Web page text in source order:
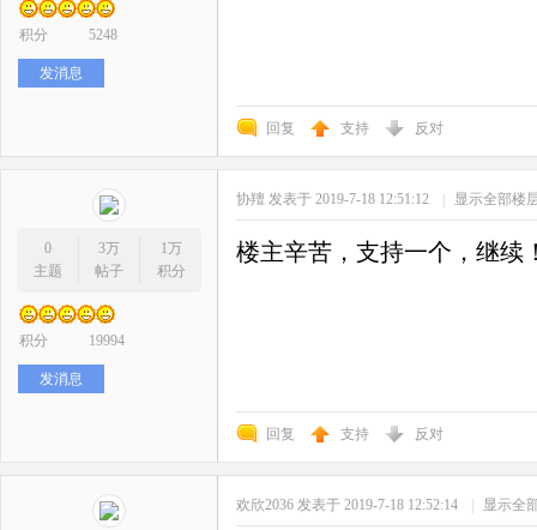
积分 5248
发消息
回复 支持 反对
0
主题
3万
帖子
1万
积分
积分 19994
发消息
协羶 发表于 2019-7-18 12:51:12 | 显示全部楼
楼主辛苦，支持一个，继续
回复 支持 反对
欢欣2036 发表于 2019-7-18 12:52:14 | 显示全